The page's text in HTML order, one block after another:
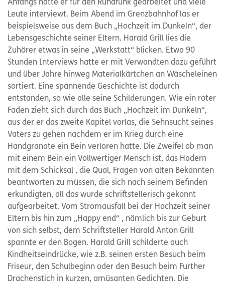
Anfangs hatte er für den Rundfunk gearbeitet und viele
Leute interviewt. Beim Abend im Grenzbahnhof las er
beispielsweise aus dem Buch „Hochzeit im Dunkeln“, der
Lebensgeschichte seiner Eltern. Harald Grill lies die
Zuhörer etwas in seine „Werkstatt“ blicken. Etwa 90
Stunden Interviews hatte er mit Verwandten dazu geführt
und über Jahre hinweg Materialkärtchen an Wäscheleinen
sortiert. Eine spannende Geschichte ist dadurch
entstanden, so wie alle seine Schilderungen. Wie ein roter
Faden zieht sich durch das Buch „Hochzeit im Dunkeln“,
aus der er das zweite Kapitel vorlas, die Sehnsucht seines
Vaters zu gehen nachdem er im Krieg durch eine
Handgranate ein Bein verloren hatte. Die Zweifel ob man
mit einem Bein ein Vollwertiger Mensch ist, das Hadern
mit dem Schicksal , die Qual, Fragen von alten Bekannten
beantworten zu müssen, die sich nach seinem Befinden
erkundigten, all das wurde schriftstellerisch gekonnt
aufgearbeitet. Vom Stromausfall bei der Hochzeit seiner
Eltern bis hin zum „Happy end“ , nämlich bis zur Geburt
von sich selbst, dem Schriftsteller Harald Anton Grill
spannte er den Bogen. Harald Grill schilderte auch
Kindheitseindrücke, wie z.B. seinen ersten Besuch beim
Friseur, den Schulbeginn oder den Besuch beim Further
Drachenstich in kurzen, amüsanten Gedichten. Die